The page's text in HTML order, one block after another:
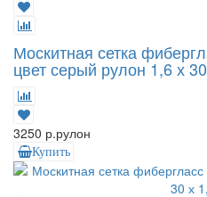
Москитная сетка
цвет серый рулон 1,6 х
3250 р.рулон
Купить